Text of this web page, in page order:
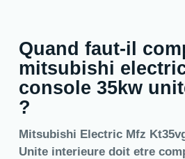
Quand faut-il
mitsubishi
console 35kw
?
Mitsubishi Electric Mfz
Unite interieure doit etre